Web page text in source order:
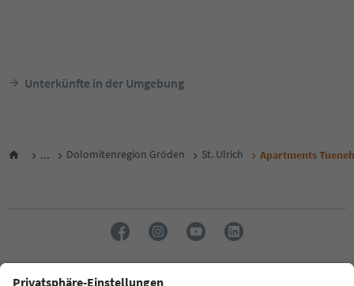
Unterkünfte in der Umgebung
... Dolomitenregion Gröden St. Ulrich Apartments
Sprache: Deutsch